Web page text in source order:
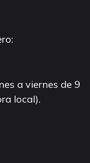
a viernes de 9
local).